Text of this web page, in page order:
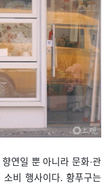
연일 뿐 아니라 문화·관
소비 행사이다. 황푸구는